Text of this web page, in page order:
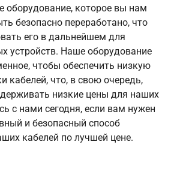
оборудование, которое вы нам
безопасно переработано, что
его в дальнейшем для
устройств. Наше оборудование
чтобы обеспечить низкую
кабелей, что, в свою очередь,
низкие цены для наших
с нами сегодня, если вам нужен
и безопасный способ
кабелей по лучшей цене.